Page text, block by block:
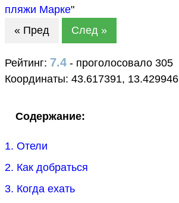
пляжи Марке"
« Пред
След »
Рейтинг: 7.4 - проголосовало 305
Координаты: 43.617391, 13.429946
Содержание:
1. Отели
2. Как добраться
3. Когда ехать